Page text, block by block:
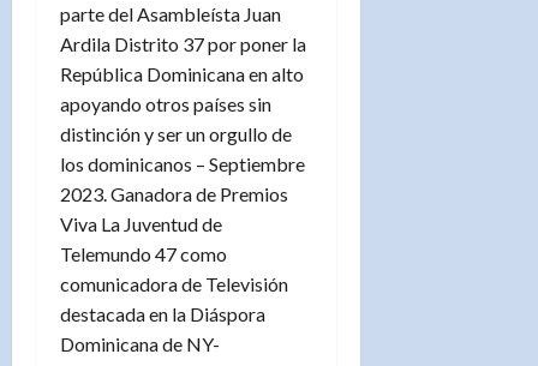
parte del Asambleísta Juan
Ardila Distrito 37 por poner la
República Dominicana en alto
apoyando otros países sin
distinción y ser un orgullo de
los dominicanos – Septiembre
2023. Ganadora de Premios
Viva La Juventud de
Telemundo 47 como
comunicadora de Televisión
destacada en la Diáspora
Dominicana de NY-